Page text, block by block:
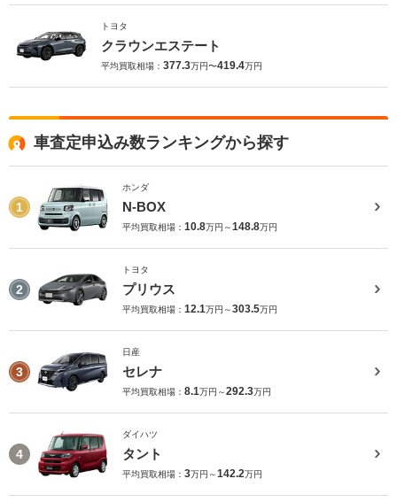
トヨタ
クラウンエステート
平均買取相場： 377.3万円〜419.4万円
車査定申込み数ランキングから探す
1
ホンダ
N-BOX
平均買取相場： 10.8万円～148.8万円
2
トヨタ
プリウス
平均買取相場： 12.1万円～303.5万円
3
日産
セレナ
平均買取相場： 8.1万円～292.3万円
4
ダイハツ
タント
平均買取相場： 3万円～142.2万円